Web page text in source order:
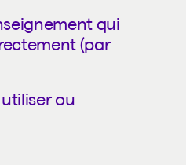
qui
(par
ou